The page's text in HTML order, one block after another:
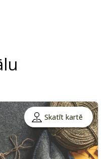
Skatīt kartē